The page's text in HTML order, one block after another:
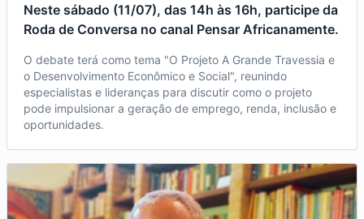
Neste sábado (11/07), das 14h às 16h, participe da
Roda de Conversa no canal Pensar Africanamente.
O debate terá como tema "O Projeto A Grande Travessia e
o Desenvolvimento Econômico e Social", reunindo
especialistas e lideranças para discutir como o projeto
pode impulsionar a geração de emprego, renda, inclusão e
oportunidades.